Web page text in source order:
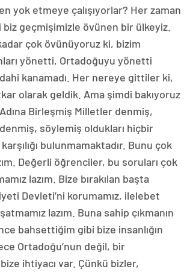
yok etmeye çalışıyorlar? Her zaman
geçmişimizle övünen bir ülkeyiz.
çok övünüyoruz ki, bizim
yönetti, Ortadoğuyu yönetti
kanamadı. Her nereye gittiler ki,
olarak geldik. Ama şimdi bakıyoruz
Birleşmiş Milletler denmiş,
söylemiş oldukları hiçbir
bulunmamaktadır. Bunu çok
Değerli öğrenciler, bu soruları çok
lazım. Bize bırakılan başta
Devleti’ni korumamız, ilelebet
lazım. Buna sahip çıkmanın
bahsettiğim gibi bize insanlığın
Ortadoğu’nun değil, bir
ihtiyacı var. Çünkü bizler,